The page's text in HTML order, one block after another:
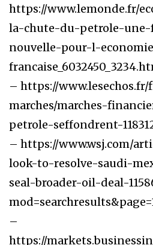
https://www.lemonde.fr/
la-chute-du-petrole-une-
nouvelle-pour-l-
– https://
marches/marches-
petrole-seffondrent-
– https://www.wsj.com/
look-to-resolve-saudi-
seal-broader-oil-deal-
–
https://